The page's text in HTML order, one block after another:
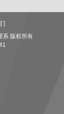
系 版权所有